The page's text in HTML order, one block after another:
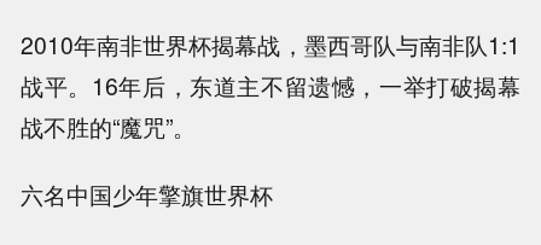
2010年南非世界杯揭幕战，墨西哥队与南非队1:1
战平。16年后，东道主不留遗憾，一举打破揭幕
战不胜的“魔咒”。
六名中国少年擎旗世界杯